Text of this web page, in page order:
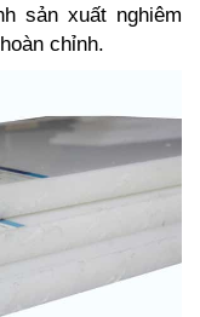
sản xuất nghiêm
chỉnh.